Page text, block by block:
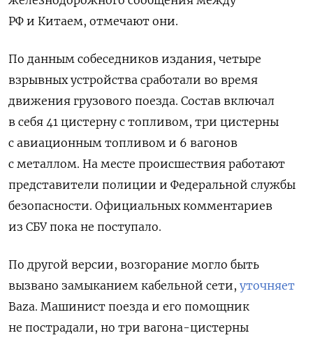
РФ и Китаем, отмечают они.
По данным собеседников издания, четыре
взрывных устройства сработали во время
движения грузового поезда. Состав включал
в себя 41 цистерну с топливом, три цистерны
с авиационным топливом и 6 вагонов
с металлом. На месте происшествия работают
представители полиции и Федеральной службы
безопасности. Официальных комментариев
из СБУ пока не поступало.
По другой версии, возгорание могло быть
вызвано замыканием кабельной сети, уточняет
Baza. Машинист поезда и его помощник
не пострадали, но три вагона-цистерны